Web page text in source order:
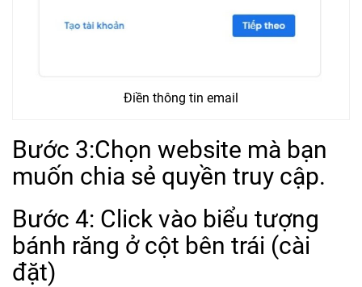
Điền thông tin email
Bước 3:Chọn website mà bạn
muốn chia sẻ quyền truy cập.
Bước 4: Click vào biểu tượng
bánh răng ở cột bên trái (cài
đặt)